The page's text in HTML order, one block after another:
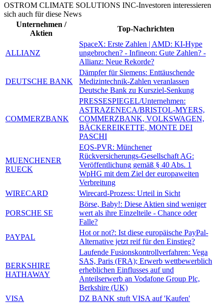
OSTROM CLIMATE SOLUTIONS INC-Investoren interessieren
sich auch für diese News
Unternehmen /
Aktien
Top-Nachrichten
ALLIANZ
SpaceX: Erste Zahlen | AMD: KI-Hype
ungebrochen? - Infineon: Gute Zahlen? -
Allianz: Neue Rekorde?
DEUTSCHE BANK
Dämpfer für Siemens: Enttäuschende
Medizintechnik-Zahlen veranlassen
Deutsche Bank zu Kursziel-Senkung
COMMERZBANK
PRESSESPIEGEL/Unternehmen:
ASTRAZENECA/BRISTOL-MYERS,
COMMERZBANK, VOLKSWAGEN,
BÄCKEREIKETTE, MONTE DEI
PASCHI
MUENCHENER
RUECK
EQS-PVR: Münchener
Rückversicherungs-Gesellschaft AG:
Veröffentlichung gemäß § 40 Abs. 1
WpHG mit dem Ziel der europaweiten
Verbreitung
WIRECARD
Wirecard-Prozess: Urteil in Sicht
PORSCHE SE
Börse, Baby!: Diese Aktien sind weniger
wert als ihre Einzelteile - Chance oder
Falle?
PAYPAL
Hot or not?: Ist diese europäische PayPal-
Alternative jetzt reif für den Einstieg?
BERKSHIRE
HATHAWAY
Laufende Fusionskontrollverfahren: Vega
SAS, Paris (FRA); Erwerb wettbewerblich
erheblichen Einflusses auf und
Anteilserwerb an Vodafone Group Plc,
Berkshire (UK)
VISA
DZ BANK stuft VISA auf 'Kaufen'